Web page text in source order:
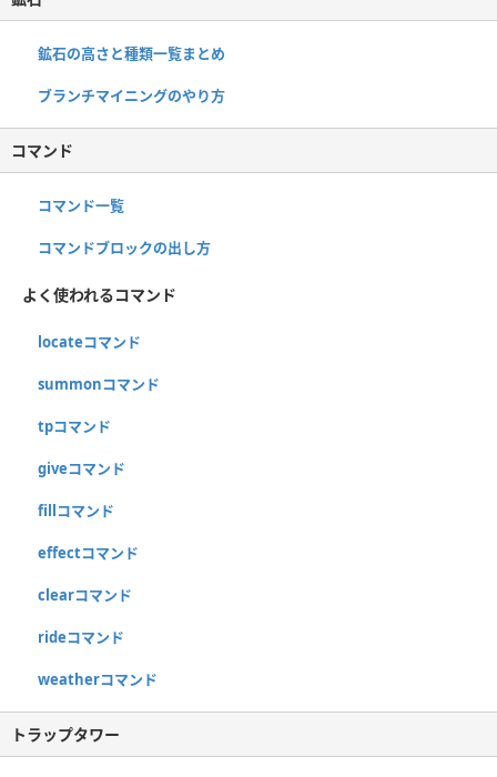
鉱石の高さと種類一覧まとめ
ブランチマイニングのやり方
コマンド
コマンド一覧
コマンドブロックの出し方
よく使われるコマンド
locateコマンド
summonコマンド
tpコマンド
giveコマンド
fillコマンド
effectコマンド
clearコマンド
rideコマンド
weatherコマンド
トラップタワー